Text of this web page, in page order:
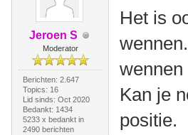
Jeroen S
Moderator
Berichten: 2.647
Topics: 16
Lid sinds: Oct 2020
Bedankt: 1434
5233 x bedankt in
2490 berichten
Het is
Kan je
positie.